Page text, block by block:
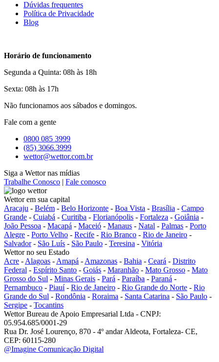
Dúvidas frequentes
Política de Privacidade
Blog
Horário de funcionamento
Segunda a Quinta: 08h às 18h
Sexta: 08h às 17h
Não funcionamos aos sábados e domingos.
Fale com a gente
0800 085 3999
(85) 3066.3999
wettor@wettor.com.br
Siga a Wettor nas mídias
Trabalhe Conosco | Fale conosco
Wettor em sua capital
Aracaju - Belém - Belo Horizonte - Boa Vista - Brasília - Campo
Grande - Cuiabá - Curitiba - Florianópolis - Fortaleza - Goiânia -
João Pessoa - Macapá - Maceió - Manaus - Natal - Palmas - Porto
Alegre - Porto Velho - Recife - Rio Branco - Rio de Janeiro -
Salvador- São Luís - São Paulo - Teresina - Vitória
Wettor no seu Estado
Acre - Alagoas - Amapá - Amazonas - Bahia - Ceará - Distrito
Federal - Espírito Santo - Goiás - Maranhão - Mato Grosso - Mato
Grosso do Sul - Minas Gerais - Pará - Paraíba - Paraná -
Pernambuco - Piauí- Rio de Janeiro - Rio Grande do Norte - Rio
Grande do Sul - Rondônia - Roraima - Santa Catarina - São Paulo -
Sergipe - Tocantins
Wettor Bureau de Apoio Empresarial Ltda - CNPJ:
05.954.685/0001-29
Rua Dr. José Lourenço, 870 - 4º andar Aldeota, Fortaleza- CE,
CEP: 60115-280
@Imagine Comunicação Digital